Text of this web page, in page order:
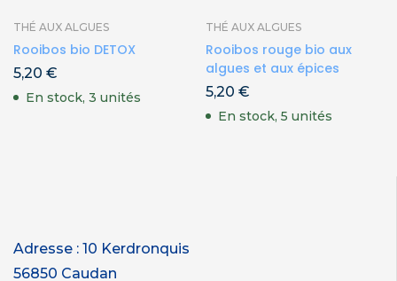
THÉ AUX ALGUES
Rooibos bio DETOX
5,20 €
En stock, 3 unités
THÉ AUX ALGUES
Rooibos rouge bio aux
algues et aux épices
5,20 €
En stock, 5 unités
Adresse : 10 Kerdronquis
56850 Caudan